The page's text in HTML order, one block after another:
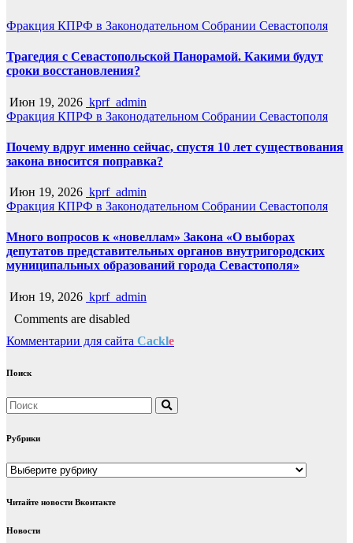
Фракция КПРФ в Законодательном Собрании Севастополя
Трагедия с Севастопольской Панорамой. Какими будут
сроки восстановления?
Июн 19, 2026 kprf_admin
Фракция КПРФ в Законодательном Собрании Севастополя
Почему вдруг именно сейчас, спустя 10 лет существования
закона вносится поправка?
Июн 19, 2026 kprf_admin
Фракция КПРФ в Законодательном Собрании Севастополя
Много вопросов к «новеллам» Закона «О выборах
депутатов представительных органов внутригородских
муниципальных образований города Севастополя»
Июн 19, 2026 kprf_admin
Comments are disabled
Комментарии для сайта Cackle
Поиск
Рубрики
Рубрики
Читайте новости Вконтакте
Новости